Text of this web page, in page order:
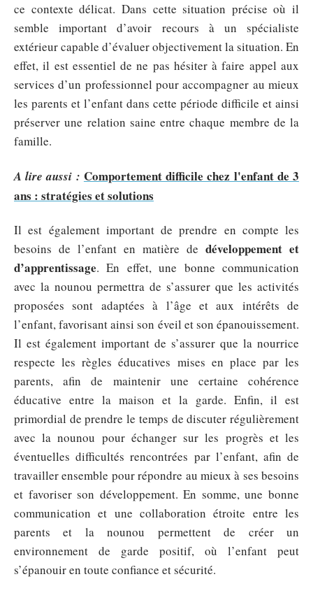
ce contexte délicat. Dans cette situation précise où il
semble important d’avoir recours à un spécialiste
extérieur capable d’évaluer objectivement la situation. En
effet, il est essentiel de ne pas hésiter à faire appel aux
services d’un professionnel pour accompagner au mieux
les parents et l’enfant dans cette période difficile et ainsi
préserver une relation saine entre chaque membre de la
famille.
A lire aussi : Comportement difficile chez l'enfant de 3
ans : stratégies et solutions
Il est également important de prendre en compte les
besoins de l’enfant en matière de développement et
d’apprentissage. En effet, une bonne communication
avec la nounou permettra de s’assurer que les activités
proposées sont adaptées à l’âge et aux intérêts de
l’enfant, favorisant ainsi son éveil et son épanouissement.
Il est également important de s’assurer que la nourrice
respecte les règles éducatives mises en place par les
parents, afin de maintenir une certaine cohérence
éducative entre la maison et la garde. Enfin, il est
primordial de prendre le temps de discuter régulièrement
avec la nounou pour échanger sur les progrès et les
éventuelles difficultés rencontrées par l’enfant, afin de
travailler ensemble pour répondre au mieux à ses besoins
et favoriser son développement. En somme, une bonne
communication et une collaboration étroite entre les
parents et la nounou permettent de créer un
environnement de garde positif, où l’enfant peut
s’épanouir en toute confiance et sécurité.